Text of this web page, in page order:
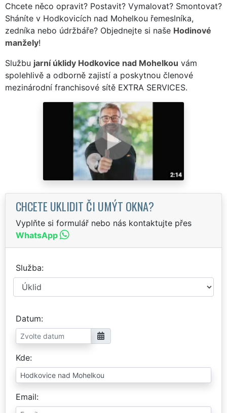
Chcete něco opravit? Postavit? Vymalovat? Smontovat?
Sháníte v Hodkovicích nad Mohelkou řemeslníka,
zedníka nebo údržbáře? Objednejte si naše Hodinové
manžely!
Službu jarní úklidy Hodkovice nad Mohelkou vám
spolehlivě a odborně zajistí a poskytnou členové
mezinárodní franchisové sítě EXTRA SERVICES.
CHCETE UKLIDIT ČI UMÝT OKNA?
Vyplňte si formulář nebo nás kontaktujte přes
WhatsApp
Služba
Datum
Kde
Email